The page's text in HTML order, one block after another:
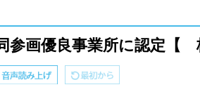
参画優良事業所に認定